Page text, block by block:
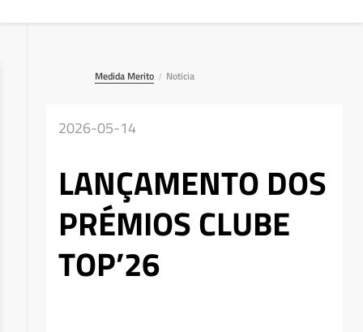
Medida Merito / Noticia
2026-05-14
LANÇAMENTO DOS
PRÉMIOS CLUBE
TOP’26